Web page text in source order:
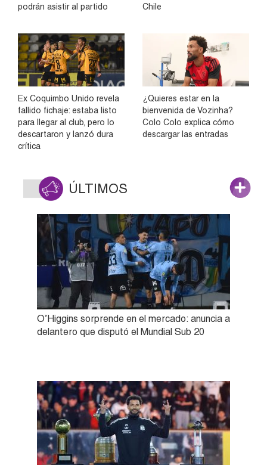
podrán asistir al partido
Chile
Ex Coquimbo Unido revela
fallido fichaje: estaba listo
para llegar al club, pero lo
descartaron y lanzó dura
crítica
¿Quieres estar en la
bienvenida de Vozinha?
Colo Colo explica cómo
descargar las entradas
ÚLTIMOS
O’Higgins sorprende en el mercado: anuncia a
delantero que disputó el Mundial Sub 20